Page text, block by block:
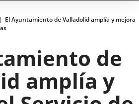
El Ayuntamiento de Valladolid amplía y mejora
de
amplía y